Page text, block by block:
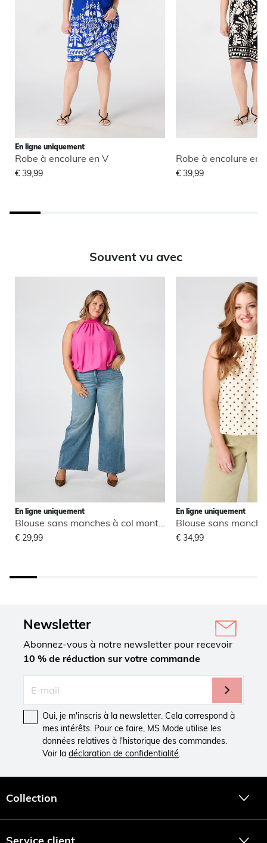
En ligne uniquement
Robe à encolure en V
€ 39,99
Robe à encolure en
€ 39,99
Souvent vu avec
En ligne uniquement
Blouse sans manches à col montant
€ 29,99
En ligne uniquement
€ 34,99
Newsletter
Abonnez-vous à notre newsletter pour recevoir
10 % de réduction sur votre commande
Oui, je m'inscris à la newsletter. Cela correspond à
mes intérêts. Pour ce faire, MS Mode utilise les
données relatives à l'historique des commandes.
Voir la déclaration de confidentialité.
Collection